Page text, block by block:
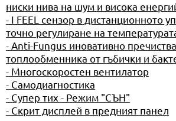
ниски нива на шум и висока
- I FEEL сензор в дистанционното
точно регулиране на
- Anti-Fungus иновативно
топлообменника от гъбички и
- Многоскоростен вентилатор
- Самодиагностика
- Супер тих - Режим "СЪН"
- Скрит дисплей в предният панел